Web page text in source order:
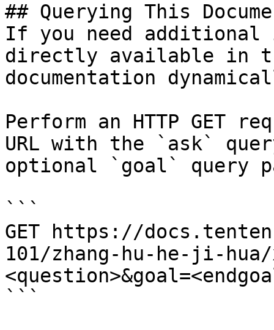
## Querying This
If you need
directly available in
documentation
Perform an HTTP GET
URL with the `ask`
optional `goal` query
```
GET https://
101/zhang-hu-he-ji-
```